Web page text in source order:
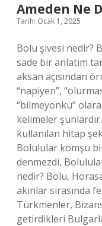
Ameden Ne
Tarih: Ocak 1, 2025
Bolu şivesi nedir?
sade bir anlatım
aksan açısından
“napiyen”,
“bilmeyonku”
kelimeler
kullanılan hitap
Bolulular komşu
denmezdi,
nedir? Bolu,
akınlar sırasında
Türkmenler,
getirdikleri